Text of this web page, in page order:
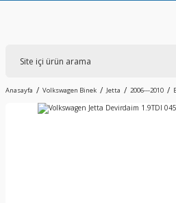
Anasayfa Volkswagen Binek Jetta 2006---2010